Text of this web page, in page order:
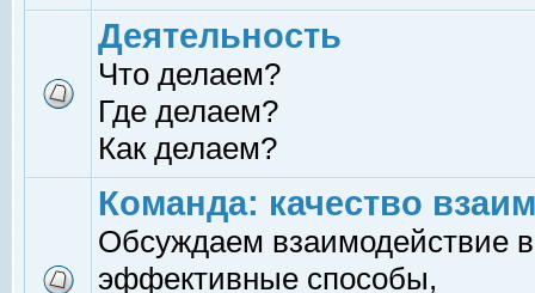
Деятельность
Что делаем?
Где делаем?
Как делаем?
Команда: качество
Обсуждаем взаимодействие
эффективные способы,